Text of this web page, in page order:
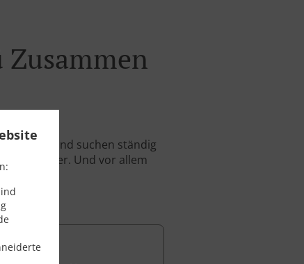
und suchen ständig
Schneller. Und vor allem